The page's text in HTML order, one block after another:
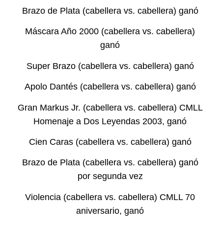
Brazo de Plata (cabellera vs. cabellera) ganó
Máscara Año 2000 (cabellera vs. cabellera)
ganó
Super Brazo (cabellera vs. cabellera) ganó
Apolo Dantés (cabellera vs. cabellera) ganó
Gran Markus Jr. (cabellera vs. cabellera) CMLL
Homenaje a Dos Leyendas 2003, ganó
Cien Caras (cabellera vs. cabellera) ganó
Brazo de Plata (cabellera vs. cabellera) ganó
por segunda vez
Violencia (cabellera vs. cabellera) CMLL 70
aniversario, ganó